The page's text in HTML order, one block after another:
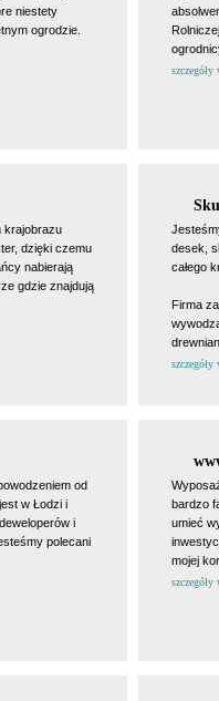
niestety
ogrodzie.
krajobrazu
dzięki czemu
nabierają
gdzie znajdują
desek,
całego
Firma
od
w Łodzi i
i
polecani
bardzo
umieć
mojej